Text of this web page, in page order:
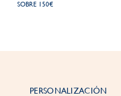
SOBRE 150€
PERSONALIZACIÓN